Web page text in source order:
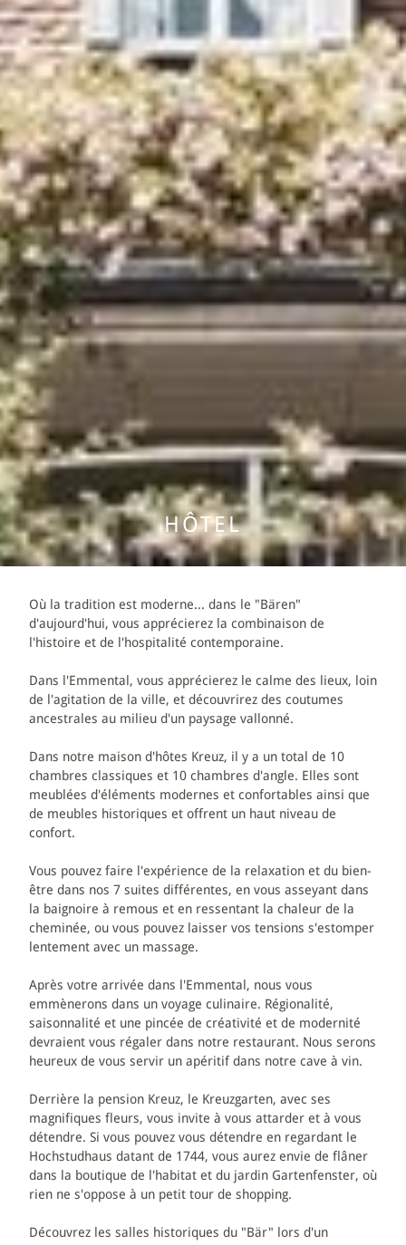
ÉVÈNEMENTS
GALERIE
AVIS CLIENTS
HYGIÈNE
CHAMBRES
SUITES
CHAMBRES DOUBLES ET SIMPLES
ARRANGEMENTS
FÊTES & SÉMINAIRES
BANQUETS & MARIAGES
SÉMINAIRES
BÄREN-WELLNESS
MASSAGES
DAY SPA
EXPLORE ROMANTIK
RANDONNÉE & FAIRE DE LA BICYCLETTE
ACTIVITÉS DANS L'EMMENTAL
MAGASINS À DÜRRENROTH
CARTES CADEAUX
HÔTEL
Où la tradition est moderne... dans le "Bären"
d'aujourd'hui, vous apprécierez la combinaison de
l'histoire et de l'hospitalité contemporaine.
Dans l'Emmental, vous apprécierez le calme des lieux, loin
de l'agitation de la ville, et découvrirez des coutumes
ancestrales au milieu d'un paysage vallonné.
Dans notre maison d'hôtes Kreuz, il y a un total de 10
chambres classiques et 10 chambres d'angle. Elles sont
meublées d'éléments modernes et confortables ainsi que
de meubles historiques et offrent un haut niveau de
confort.
Vous pouvez faire l'expérience de la relaxation et du bien-
être dans nos 7 suites différentes, en vous asseyant dans
la baignoire à remous et en ressentant la chaleur de la
cheminée, ou vous pouvez laisser vos tensions s'estomper
lentement avec un massage.
Après votre arrivée dans l'Emmental, nous vous
emmènerons dans un voyage culinaire. Régionalité,
saisonnalité et une pincée de créativité et de modernité
devraient vous régaler dans notre restaurant. Nous serons
heureux de vous servir un apéritif dans notre cave à vin.
Derrière la pension Kreuz, le Kreuzgarten, avec ses
magnifiques fleurs, vous invite à vous attarder et à vous
détendre. Si vous pouvez vous détendre en regardant le
Hochstudhaus datant de 1744, vous aurez envie de flâner
dans la boutique de l'habitat et du jardin Gartenfenster, où
rien ne s'oppose à un petit tour de shopping.
Découvrez les salles historiques du "Bär" lors d'un